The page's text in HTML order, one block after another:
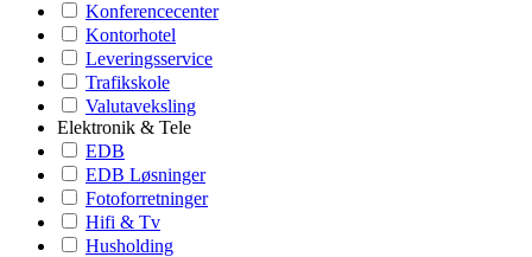
Konferencecenter
Kontorhotel
Leveringsservice
Trafikskole
Valutaveksling
Elektronik & Tele
EDB
EDB Løsninger
Fotoforretninger
Hifi & Tv
Husholding